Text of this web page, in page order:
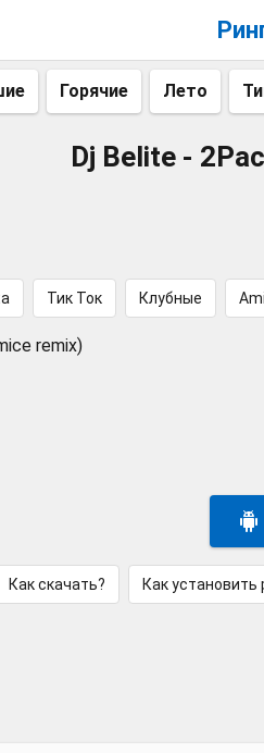
Горячие Лето
Dj Belite -
Тик Ток Клубные
remix)
Как скачать? Как установить